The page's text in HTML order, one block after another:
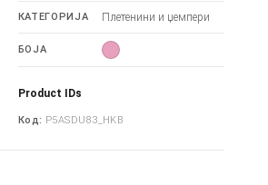
КАТЕГОРИЈА Плетенини и џемпери
БОЈА
Product IDs
Код: P5ASDU83_HKB